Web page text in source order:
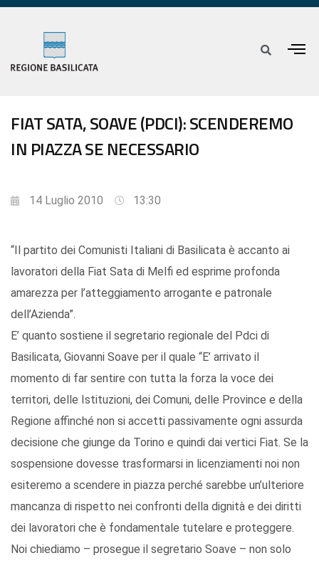
FIAT SATA, SOAVE (PDCI): SCENDEREMO
IN PIAZZA SE NECESSARIO
14 Luglio 2010 13:30
“Il partito dei Comunisti Italiani di Basilicata è accanto ai
lavoratori della Fiat Sata di Melfi ed esprime profonda
amarezza per l’atteggiamento arrogante e patronale
dell’Azienda”.
E’ quanto sostiene il segretario regionale del Pdci di
Basilicata, Giovanni Soave per il quale “E’ arrivato il
momento di far sentire con tutta la forza la voce dei
territori, delle Istituzioni, dei Comuni, delle Province e della
Regione affinché non si accetti passivamente ogni assurda
decisione che giunge da Torino e quindi dai vertici Fiat. Se la
sospensione dovesse trasformarsi in licenziamenti noi non
esiteremo a scendere in piazza perché sarebbe un’ulteriore
mancanza di rispetto nei confronti della dignità e dei diritti
dei lavoratori che è fondamentale tutelare e proteggere.
Noi chiediamo – prosegue il segretario Soave – non solo